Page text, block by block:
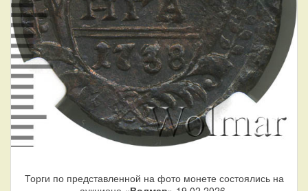
Торги по представленной на фото монете состоялись на